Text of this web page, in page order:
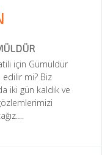
için Gümüldür
edilir mi? Biz
iki gün kaldık ve